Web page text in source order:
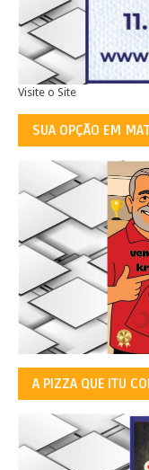
Visite o Site
SUA OPÇÃO EM
A PIZZA QUE ITU